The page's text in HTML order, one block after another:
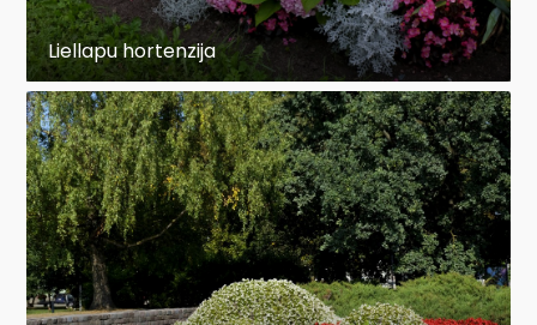
Liellapu hortenzija